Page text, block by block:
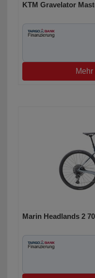
KTM Gravelator
Marin Headlands 2